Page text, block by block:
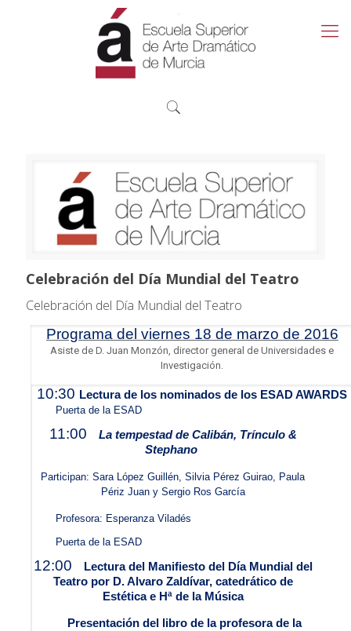
Celebración del Día Mundial del Teatro
Celebración del Día Mundial del Teatro
Programa del viernes 18 de marzo de 2016
Asiste de D. Juan Monzón, director general de Universidades e
Investigación.
10:30 Lectura de los nominados de los ESAD AWARDS
Puerta de la ESAD
11:00
La tempestad de Calibán, Trínculo &
Stephano
Participan: Sara López Guillén, Silvia Pérez Guirao, Paula
Périz Juan y Sergio Ros García
Profesora: Esperanza Viladés
Puerta de la ESAD
12:00
Lectura del Manifiesto del Día Mundial del
Teatro por D. Alvaro Zaldívar, catedrático de
Estética e Hª de la Música
Presentación del libro de la profesora de la